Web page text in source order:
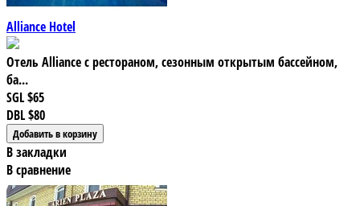
Alliance Hotel
Отель Alliance с рестораном, сезонным открытым бассейном,
ба...
SGL$65
DBL$80
В закладки
В сравнение